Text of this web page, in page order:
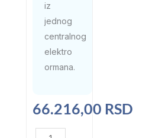
iz
jednog
centralnog
elektro
ormana.
66.216,00 RSD
Elektro